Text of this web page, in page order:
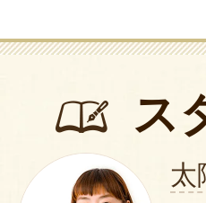
黄金桃、味
孫に送って
ス
太